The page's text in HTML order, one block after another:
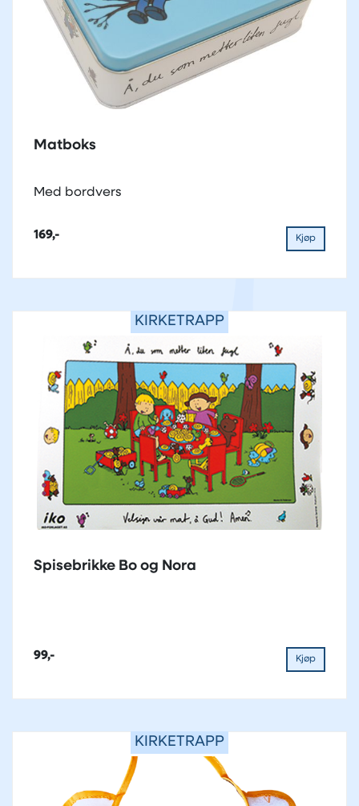
Matboks
Med bordvers
169,- Kjøp
KIRKETRAPP
Spisebrikke Bo og Nora
99,- Kjøp
KIRKETRAPP